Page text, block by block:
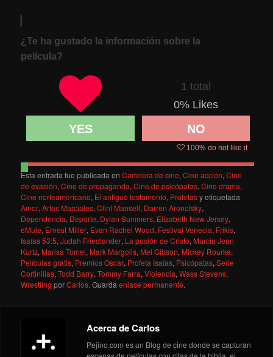
¿Te ha gustado la información sobre la
película?
1 total
0% Likes
YES NO
100% do not like it
Esta entrada fue publicada enCartelera de cine,Cine acción,Cine
de evasión,Cine de propaganda,Cine de psicópatas,Cine drama,
Cine norteamericano, El antiguo testamento, Profetasy etiquetada
Amor,Artes Marciales,Clint Mansell, Darren Aronofsky,
Dependencia, Deporte, Dylan Summers, Elizabeth New Jersey,
eMule, Ernest Miller, Evan Rachel Wood, Festival Venecia, Frikis,
Isaías 53:5,Judah Friedlander, La pasión de Cristo, Marcia Jean
Kurtz, Marisa Tomei, Mark Margolis, Mel Gibson, Mickey Rourke,
Películas gratis, Premios Oscar, Profeta Isaías, Psicópatas,Serie
Cortinillas,Todd Barry,Tommy Farra,Violencia,Wass Stevens,
Wrestling porCarlos. Guardaenlace permanente.
Acerca de Carlos
Pejino.com es un Blog de cine donde se capturan